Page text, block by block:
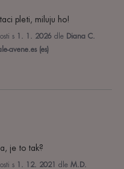
pleti, miluju ho!
s 1. 1. 2026 dle Diana C.
avene.es (es)
je to tak?
s 1. 12. 2021 dle M.D.